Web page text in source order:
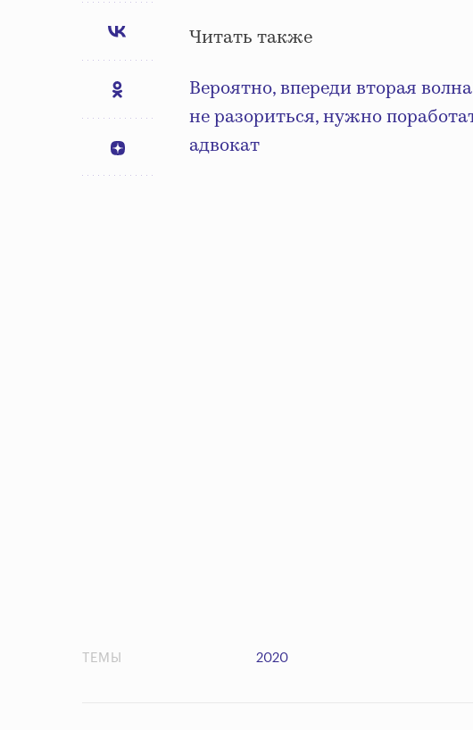
Читать также
Вероятно, впереди вторая
не разориться, нужно
адвокат
ТЕМЫ 2020